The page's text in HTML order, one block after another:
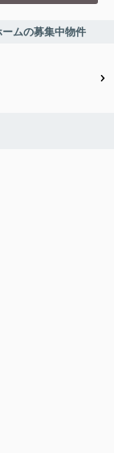
ムの募集中物件